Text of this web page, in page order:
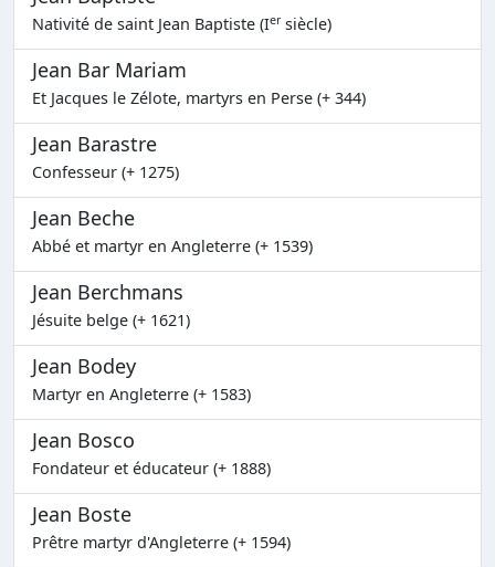
Nativité de saint Jean Baptiste (Iersiècle)
Jean Bar Mariam
Et Jacques le Zélote, martyrs en Perse (+ 344)
Jean Barastre
Confesseur (+ 1275)
Jean Beche
Abbé et martyr en Angleterre (+ 1539)
Jean Berchmans
Jésuite belge (+ 1621)
Jean Bodey
Martyr en Angleterre (+ 1583)
Jean Bosco
Fondateur et éducateur (+ 1888)
Jean Boste
Prêtre martyr d'Angleterre (+ 1594)